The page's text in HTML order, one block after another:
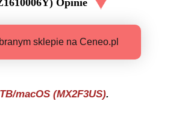
Opinie
sklepie na Ceneo.pl
macOS (MX2F3US).